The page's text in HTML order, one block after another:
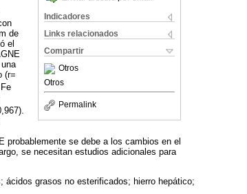
Indicadores
Links relacionados
Compartir
Otros
Otros
Permalink
de
el
(r=
se debe a los cambios en el
se necesitan estudios adicionales para
grasos no esterificados; hierro hepático;